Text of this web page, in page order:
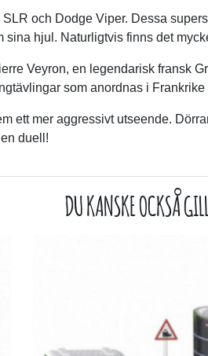
och Dodge Viper. Dessa
sina hjul. Naturligtvis finns det
Veyron, en legendarisk fransk
som anordnas i Frankrike
ett mer aggressivt utseende.
duell!
DU KANSKE OCKSÅ